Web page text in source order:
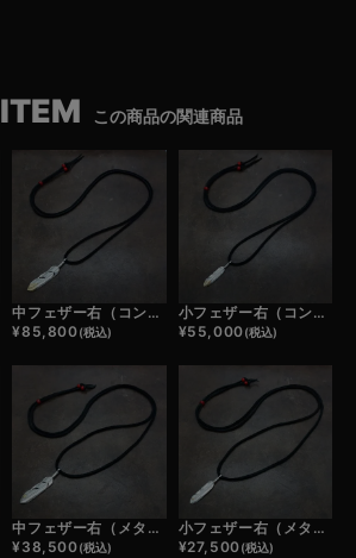
この商品の関連商品
中フェザー右（コンビ）×鹿革紐×アンティークビーズ/ネックレスカスタム
¥85,800(税込)
小フェザー右（コンビ）×鹿革紐×アンティークビーズ/ネックレスカスタム
¥55,000(税込)
中フェザー右（メタル）×鹿革紐×アンティークビーズ/ネックレスカスタム
¥38,500(税込)
小フェザー右（メタル）×鹿革紐×アンティークビーズ/ネックレスカスタム
¥27,500(税込)